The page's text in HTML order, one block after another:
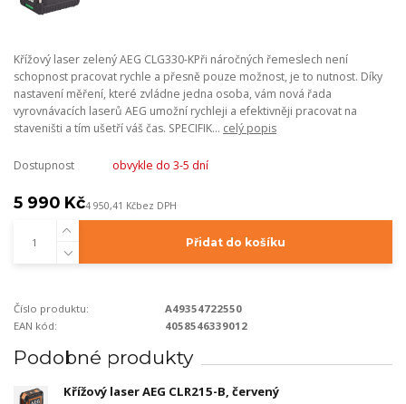
Křížový laser zelený AEG CLG330-KPři náročných řemeslech není
schopnost pracovat rychle a přesně pouze možnost, je to nutnost. Díky
nastavení měření, které zvládne jedna osoba, vám nová řada
vyrovnávacích laserů AEG umožní rychleji a efektivněji pracovat na
staveništi a tím ušetří váš čas. SPECIFIK... celý popis
Dostupnost obvykle do 3-5 dní
5 990 Kč4 950,41 Kčbez DPH
Přidat do košíku
Číslo produktu:
A49354722550
EAN kód:
4058546339012
Podobné produkty
Křížový laser AEG CLR215-B, červený